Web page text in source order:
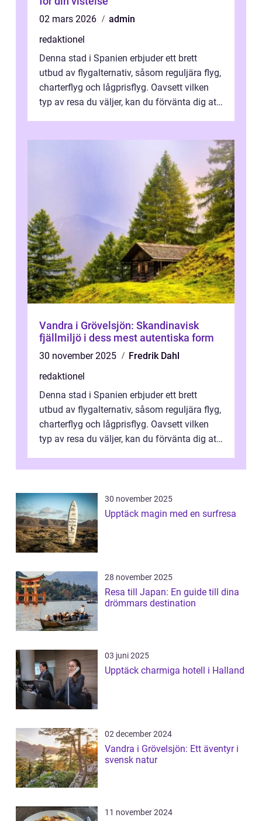
02 mars 2026
admin
redaktionel
Denna stad i Spanien erbjuder ett brett
utbud av flygalternativ, såsom reguljära flyg,
charterflyg och lågprisflyg. Oavsett vilken
typ av resa du väljer, kan du förvänta dig att
Vandra i Grövelsjön: Skandinavisk
fjällmiljö i dess mest autentiska form
30 november 2025
Fredrik Dahl
redaktionel
Denna stad i Spanien erbjuder ett brett
utbud av flygalternativ, såsom reguljära flyg,
charterflyg och lågprisflyg. Oavsett vilken
typ av resa du väljer, kan du förvänta dig att
30 november 2025
Upptäck magin med en surfresa
28 november 2025
Resa till Japan: En guide till dina
drömmars destination
03 juni 2025
Upptäck charmiga hotell i Halland
02 december 2024
Vandra i Grövelsjön: Ett äventyr i
svensk natur
11 november 2024